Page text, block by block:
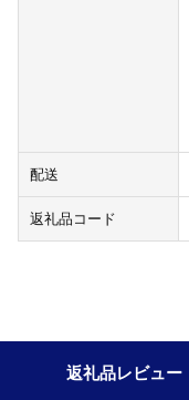
配送
返礼品コード
返礼品レビュー